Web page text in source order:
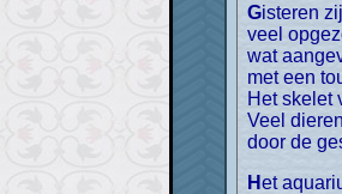
Gisteren zijn we naar het natuurhistorisch museum geweest. Een echte bezienswaardigheid. Een troosteloze donkere ruimte met
veel
wat
met een
Het skelet
Veel
door de
Het